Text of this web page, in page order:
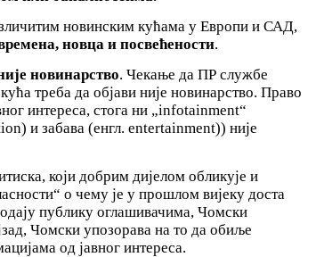
новинским кућама у Европи и САД,
новца и посвећености.
новинарство. Чекање да ПР службе
треба да објави није новинарство. Право
интереса, стога ни „infotainment“
и забава (енгл. entertainment)) није
који добрим дијелом обликује и
о чему је у прошлом вијеку доста
публику оглашивачима, Чомски
Чомски упозорава на то да обиље
од јавног интереса.